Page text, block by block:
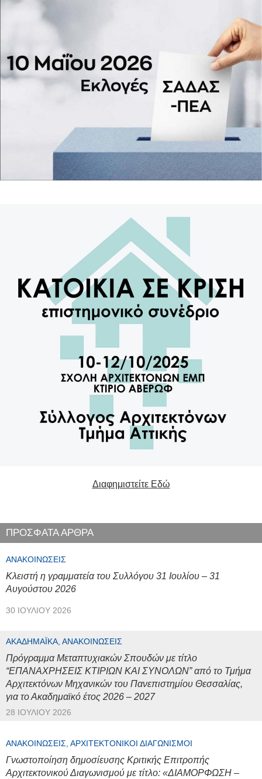
Διαφημιστείτε Εδώ
ΠΡΟΣΦΑΤΑ ΑΡΘΡΑ
ΑΝΑΚΟΙΝΏΣΕΙΣ
Κλειστή η γραμματεία του Συλλόγου 31 Ιουλίου – 31
Αυγούστου 2026
30 ΙΟΥΛΊΟΥ 2026
ΑΚΑΔΗΜΑΪΚΆ, ΑΝΑΚΟΙΝΏΣΕΙΣ
Πρόγραμμα Μεταπτυχιακών Σπουδών με τίτλο
“ΕΠΑΝΑΧΡΗΣΕΙΣ ΚΤΙΡΙΩΝ ΚΑΙ ΣΥΝΟΛΩΝ” από το Τμήμα
Αρχιτεκτόνων Μηχανικών του Πανεπιστημίου Θεσσαλίας,
για το Ακαδημαϊκό έτος 2026 – 2027
28 ΙΟΥΛΊΟΥ 2026
ΑΝΑΚΟΙΝΏΣΕΙΣ, ΑΡΧΙΤΕΚΤΟΝΙΚΟΊ ΔΙΑΓΩΝΙΣΜΟΊ
Γνωστοποίηση δημοσίευσης Κριτικής Επιτροπής
Αρχιτεκτονικού Διαγωνισμού με τίτλο: «ΔΙΑΜΟΡΦΩΣΗ –